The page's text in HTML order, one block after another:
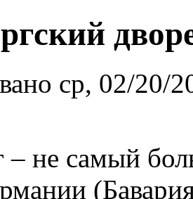
ср, 02/20/
не самый